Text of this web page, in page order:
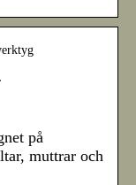
på
muttrar och